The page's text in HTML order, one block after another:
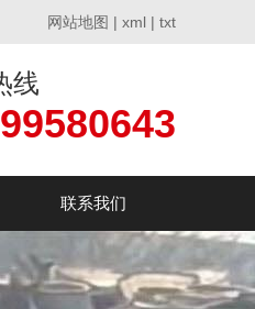
网站地图 | xml | txt
线
联系我们